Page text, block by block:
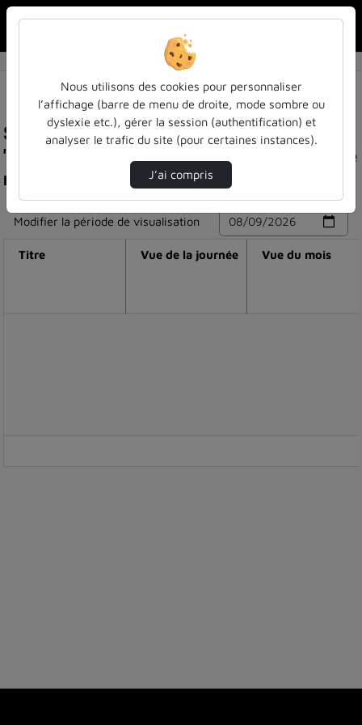
Statistiques de visualisation de la vidéo Expo
"nature mythique : clairobscur" à la bu saulcy de
metz
Modifier la période de visualisation
Titre Vue de la journée Vue du mois
Nous utilisons des cookies pour personnaliser
l’affichage (barre de menu de droite, mode sombre ou
dyslexie etc.), gérer la session (authentification) et
analyser le trafic du site (pour certaines instances).
J’ai compris